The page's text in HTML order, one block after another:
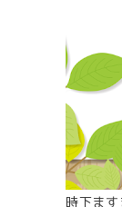
時下ま